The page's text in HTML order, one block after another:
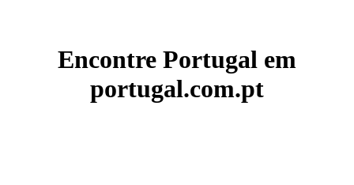
Encontre Portugal em
portugal.com.pt